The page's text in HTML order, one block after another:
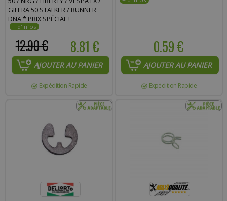
GILERA 50 STALKER / RUNNER
DNA * PRIX SPÉCIAL !
8.81 €
12.90 €
AJOUTER AU PANIER
Expédition Rapide
0.59 €
AJOUTER AU PANIER
Expédition Rapide